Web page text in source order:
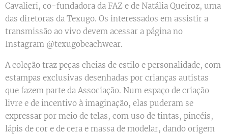
Cavalieri, co-fundadora da FAZ e de Natália Queiroz, uma
das diretoras da Texugo. Os interessados em assistir a
transmissão ao vivo devem acessar a página no
Instagram @texugobeachwear.
A coleção traz peças cheias de estilo e personalidade, com
estampas exclusivas desenhadas por crianças autistas
que fazem parte da Associação. Num espaço de criação
livre e de incentivo à imaginação, elas puderam se
expressar por meio de telas, com uso de tintas, pincéis,
lápis de cor e de cera e massa de modelar, dando origem